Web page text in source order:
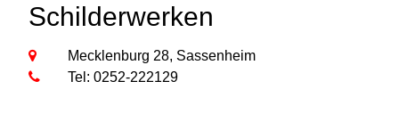
Schilderwerken
Mecklenburg 28, Sassenheim
Tel: 0252-222129